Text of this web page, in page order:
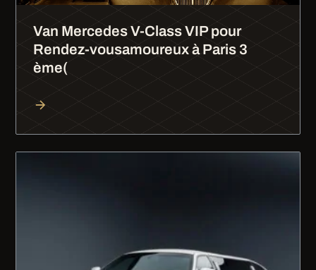
Van Mercedes V-Class VIP pour
Rendez-vousamoureux à Paris 3
ème(